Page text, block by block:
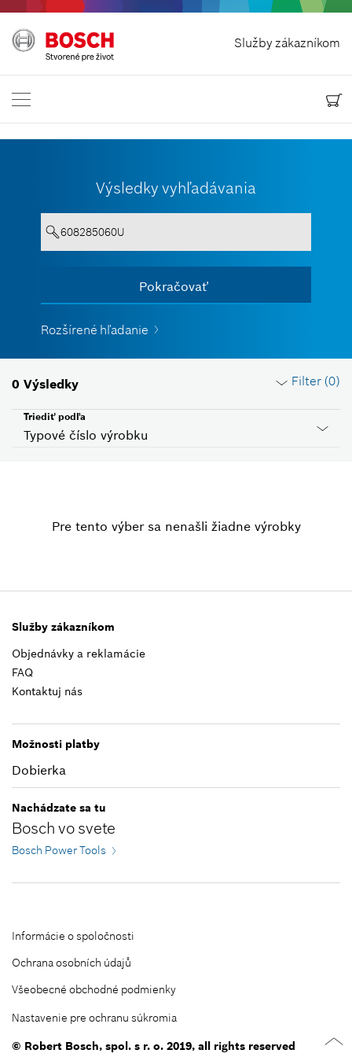
Služby zákazníkom
Odstúpit od zmluvy
Bosch Power Tools
Výsledky vyhľadávania
Pokračovať
Zobraziť všetko
Text musí obsahovať aspoň 3 znaky.
Rozšírené hľadanie
0 Výsledky Filter (0)
Typové číslo výrobku
Triediť podľa
Skupina produktov
Kód krajiny
Zatvoriť filtre
Pre tento výber sa nenašli žiadne výrobky
Služby zákazníkom
Objednávky a reklamácie
FAQ
Kontaktuj nás
Možnosti platby
Dobierka
Nachádzate sa tu
Bosch vo svete
Bosch Power Tools
Informácie o spoločnosti
Ochrana osobních údajů
Všeobecné obchodné podmienky
Nastavenie pre ochranu súkromia
© Robert Bosch, spol. s r. o. 2019, all rights reserved